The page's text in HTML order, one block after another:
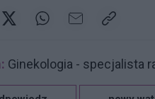
Ginekologia - specjalista